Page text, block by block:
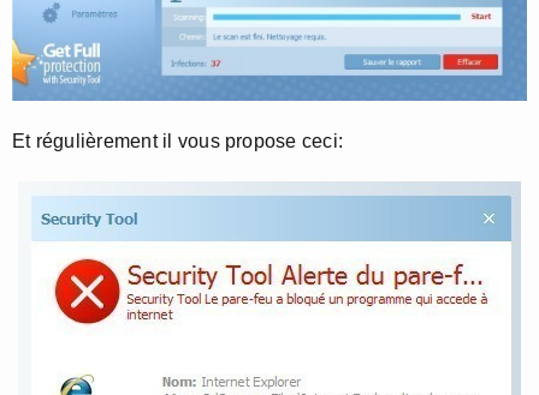
Et régulièrement il vous propose ceci: